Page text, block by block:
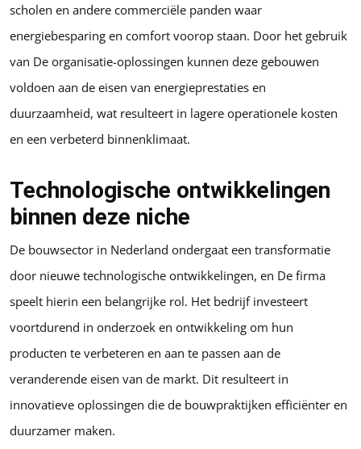
scholen en andere commerciële panden waar
energiebesparing en comfort voorop staan. Door het gebruik
van De organisatie-oplossingen kunnen deze gebouwen
voldoen aan de eisen van energieprestaties en
duurzaamheid, wat resulteert in lagere operationele kosten
en een verbeterd binnenklimaat.
Technologische ontwikkelingen
binnen deze niche
De bouwsector in Nederland ondergaat een transformatie
door nieuwe technologische ontwikkelingen, en De firma
speelt hierin een belangrijke rol. Het bedrijf investeert
voortdurend in onderzoek en ontwikkeling om hun
producten te verbeteren en aan te passen aan de
veranderende eisen van de markt. Dit resulteert in
innovatieve oplossingen die de bouwpraktijken efficiënter en
duurzamer maken.